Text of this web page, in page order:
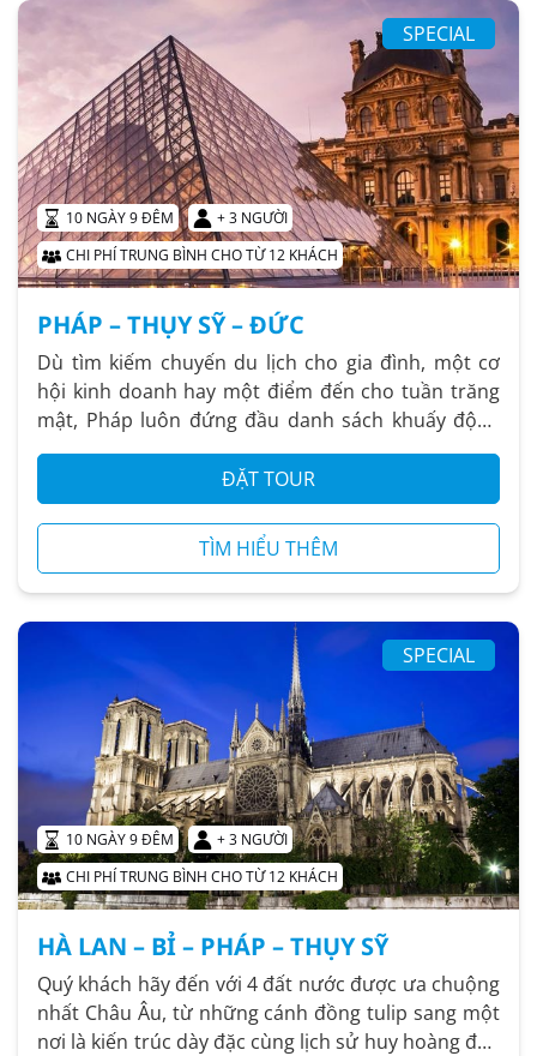
SPECIAL
10 NGÀY 9 ĐÊM
+ 3 NGƯỜI
CHI PHÍ TRUNG BÌNH CHO TỪ 12 KHÁCH
PHÁP – THỤY SỸ – ĐỨC
Dù tìm kiếm chuyến du lịch cho gia đình, một cơ
hội kinh doanh hay một điểm đến cho tuần trăng
mật, Pháp luôn đứng đầu danh sách khuấy động
những giấc mơ và niềm...
ĐẶT TOUR
TÌM HIỂU THÊM
SPECIAL
10 NGÀY 9 ĐÊM
+ 3 NGƯỜI
CHI PHÍ TRUNG BÌNH CHO TỪ 12 KHÁCH
HÀ LAN – BỈ – PHÁP – THỤY SỸ
Quý khách hãy đến với 4 đất nước được ưa chuộng
nhất Châu Âu, từ những cánh đồng tulip sang một
nơi là kiến trúc dày đặc cùng lịch sử huy hoàng đến